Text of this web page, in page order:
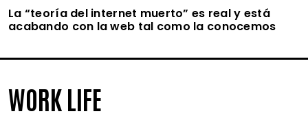
La “teoría del internet muerto” es real y está
acabando con la web tal como la conocemos
WORK LIFE